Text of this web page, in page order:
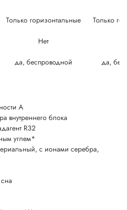
Только горизонтальные
Только
Нет
да, беспроводной
да,
А
внутреннего блока
R32
углем*
c ионами серебра,